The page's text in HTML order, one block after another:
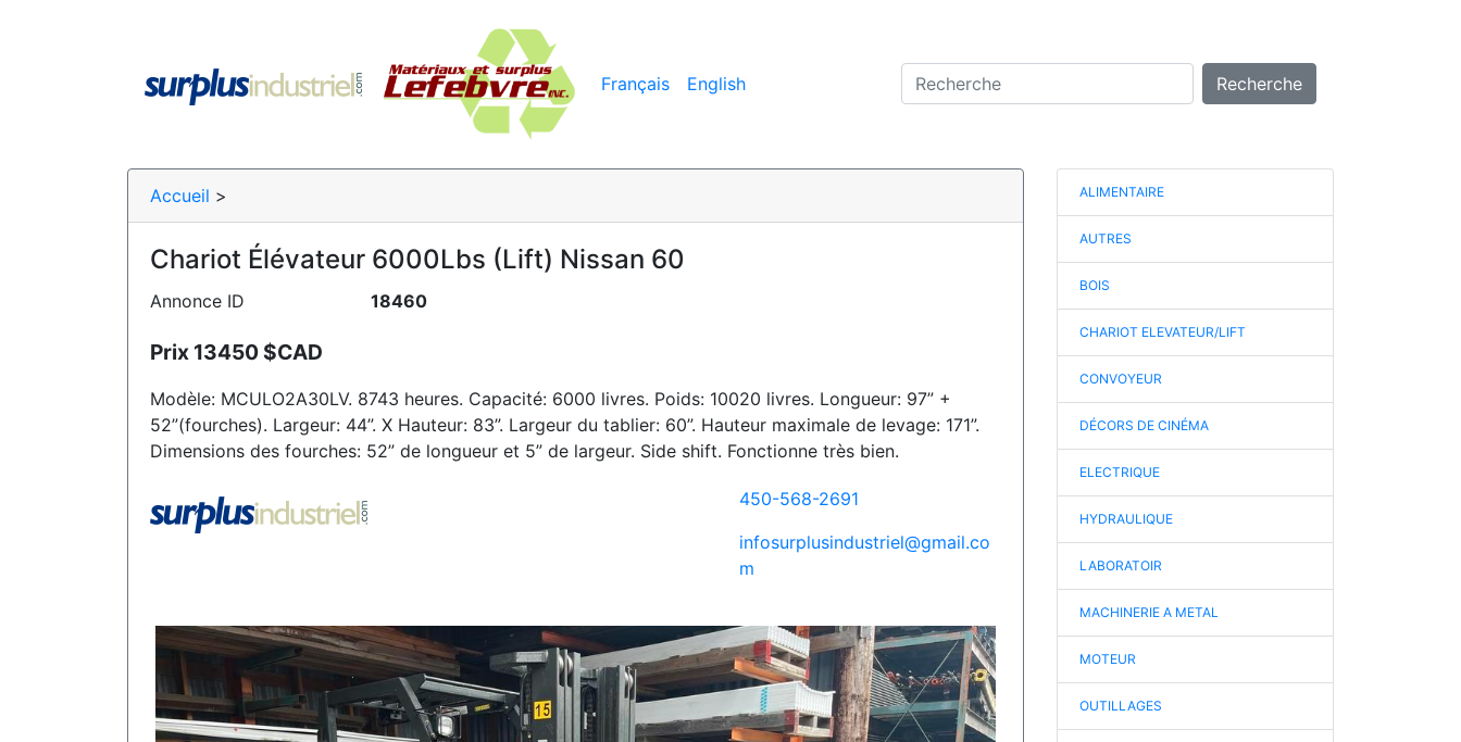
Français English Recherche
Accueil >
Chariot Élévateur 6000Lbs (Lift) Nissan 60
Annonce ID 18460
Prix 13450 $CAD
Modèle: MCULO2A30LV. 8743 heures. Capacité: 6000 livres. Poids: 10020 livres. Longueur: 97” +
52”(fourches). Largeur: 44”. X Hauteur: 83”. Largeur du tablier: 60”. Hauteur maximale de levage: 171”.
Dimensions des fourches: 52” de longueur et 5” de largeur. Side shift. Fonctionne très bien.
450-568-2691
infosurplusindustriel@gmail.co
m
ALIMENTAIRE
AUTRES
BOIS
CHARIOT ELEVATEUR/LIFT
CONVOYEUR
DÉCORS DE CINÉMA
ELECTRIQUE
HYDRAULIQUE
LABORATOIR
MACHINERIE A METAL
MOTEUR
OUTILLAGES